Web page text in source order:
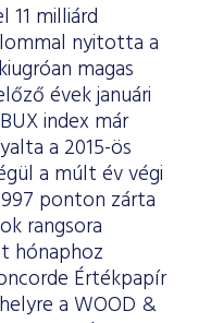
11 milliárd
nyitotta a
magas
évek januári
index már
a 2015-ös
a múlt év végi
ponton zárta
rangsora
hónaphoz
Értékpapír
a WOOD &